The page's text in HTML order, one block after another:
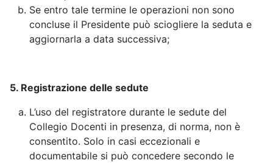
Se entro tale termine le operazioni non sono
concluse il Presidente può sciogliere la seduta e
aggiornarla a data successiva;
5. Registrazione delle sedute
L’uso del registratore durante le sedute del
Collegio Docenti in presenza, di norma, non è
consentito. Solo in casi eccezionali e
documentabile si può concedere secondo le